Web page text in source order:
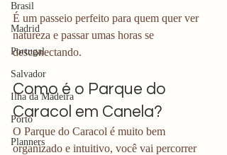
Brasil
Madrid
Portugal
Salvador
Ilha da Madeira
Porto
Planners
É um passeio perfeito para quem quer ver
natureza e passar umas horas se
desconectando.
Como é o Parque do
Caracol em Canela?
O Parque do Caracol é muito bem
organizado e intuitivo, você vai percorrer